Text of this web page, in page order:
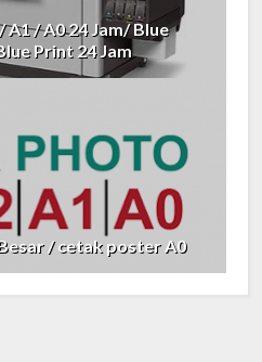
/ A0 24 Jam/ Blue
Print 24 Jam
/ cetak poster A0